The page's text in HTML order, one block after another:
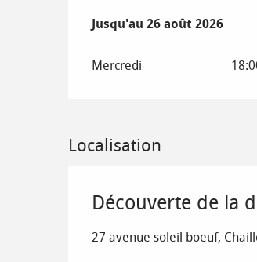
Du8 juillet 2026 au26 août
Jusqu'au 26 août 2026
Mercredi
Localisation
Découverte de la
27 avenue soleil boeuf,